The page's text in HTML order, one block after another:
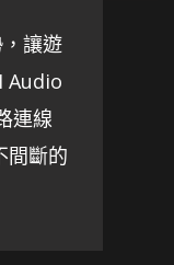
讓遊
Audio
連線
間斷的